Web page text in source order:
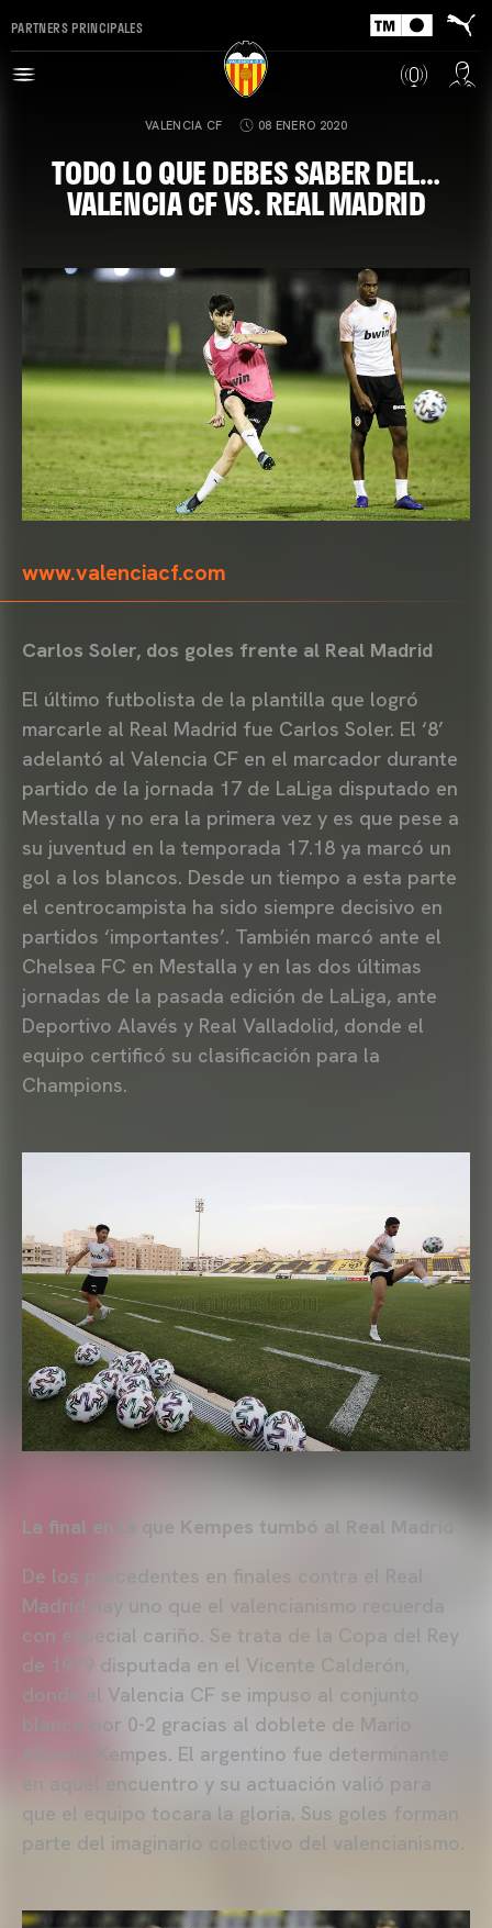
PARTNERS PRINCIPALES
VALENCIA CF 08 ENERO 2020
TODO LO QUE DEBES SABER DEL…
VALENCIA CF VS. REAL MADRID
www.valenciacf.com
Carlos Soler, dos goles frente al Real Madrid
El último futbolista de la plantilla que logró
marcarle al Real Madrid fue Carlos Soler. El ‘8’
adelantó al Valencia CF en el marcador durante
partido de la jornada 17 de LaLiga disputado en
Mestalla y no era la primera vez y es que pese a
su juventud en la temporada 17.18 ya marcó un
gol a los blancos. Desde un tiempo a esta parte
el centrocampista ha sido siempre decisivo en
partidos ‘importantes’. También marcó ante el
Chelsea FC en Mestalla y en las dos últimas
jornadas de la pasada edición de LaLiga, ante
Deportivo Alavés y Real Valladolid, donde el
equipo certificó su clasificación para la
Champions.
La final en la que Kempes tumbó al Real Madrid
De los precedentes en finales contra el Real
Madrid hay uno que el valencianismo recuerda
con especial cariño. Se trata de la Copa del Rey
de 1979 disputada en el Vicente Calderón,
donde el Valencia CF se impuso al conjunto
blanco por 0-2 gracias al doblete de Mario
Alberto Kempes. El argentino fue determinante
en aquel encuentro y su actuación valió para
que el equipo tocara la gloria. Sus goles forman
parte del imaginario colectivo del valencianismo.